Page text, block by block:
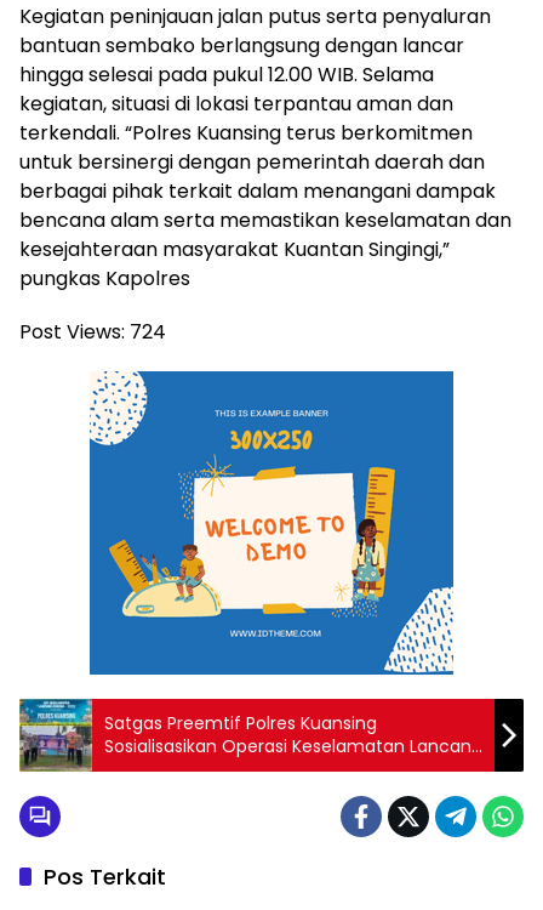
Kegiatan peninjauan jalan putus serta penyaluran
bantuan sembako berlangsung dengan lancar
hingga selesai pada pukul 12.00 WIB. Selama
kegiatan, situasi di lokasi terpantau aman dan
terkendali. “Polres Kuansing terus berkomitmen
untuk bersinergi dengan pemerintah daerah dan
berbagai pihak terkait dalam menangani dampak
bencana alam serta memastikan keselamatan dan
kesejahteraan masyarakat Kuantan Singingi,”
pungkas Kapolres
Post Views: 724
Satgas Preemtif Polres Kuansing
Sosialisasikan Operasi Keselamatan Lancang
Kuning 2025
Pos Terkait